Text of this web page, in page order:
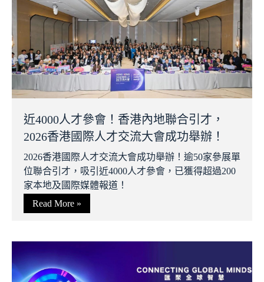
近4000人才參會！香港內地聯合引才，
2026香港國際人才交流大會成功舉辦！
2026香港國際人才交流大會成功舉辦！逾50家參展單
位聯合引才，吸引近4000人才參會，已獲得超過200
家本地及國際媒體報道！
Read More »